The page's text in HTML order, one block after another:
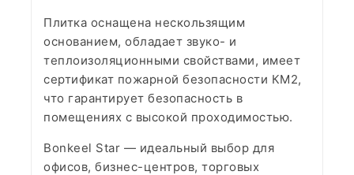
Плитка оснащена нескользящим
основанием, обладает звуко- и
теплоизоляционными свойствами, имеет
сертификат пожарной безопасности КМ2,
что гарантирует безопасность в
помещениях с высокой проходимостью.
Bonkeel Star — идеальный выбор для
офисов, бизнес-центров, торговых